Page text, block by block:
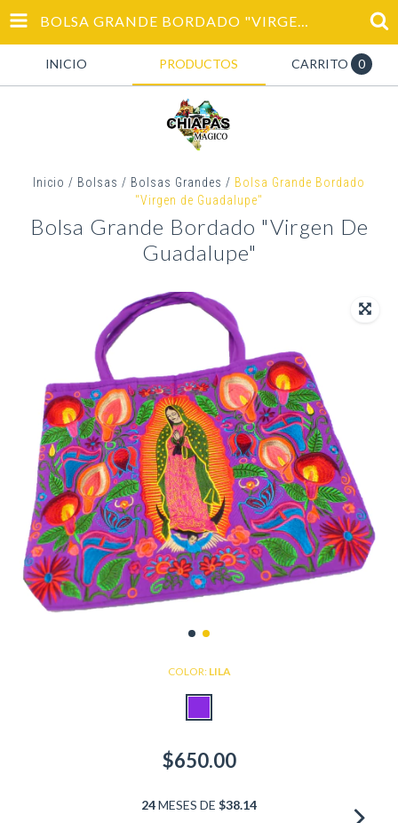
BOLSA GRANDE BORDADO "VIRGEN DE GUADALUPE"
INICIO PRODUCTOS CARRITO 0
Inicio / Bolsas / Bolsas Grandes / Bolsa Grande Bordado
"Virgen de Guadalupe"
Bolsa Grande Bordado "Virgen De
Guadalupe"
COLOR: LILA
$650.00
24MESES DE $38.14